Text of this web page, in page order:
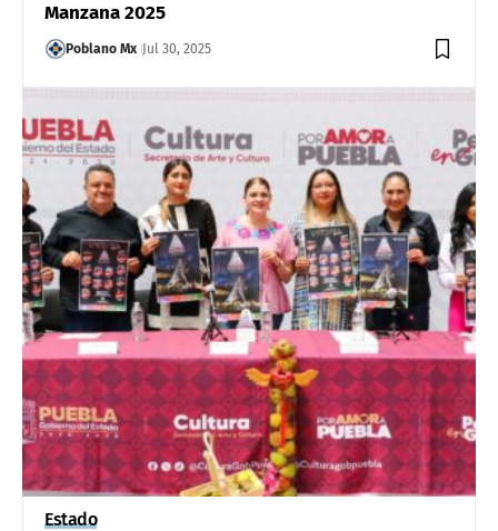
Manzana 2025
Poblano Mx Jul 30, 2025
Estado